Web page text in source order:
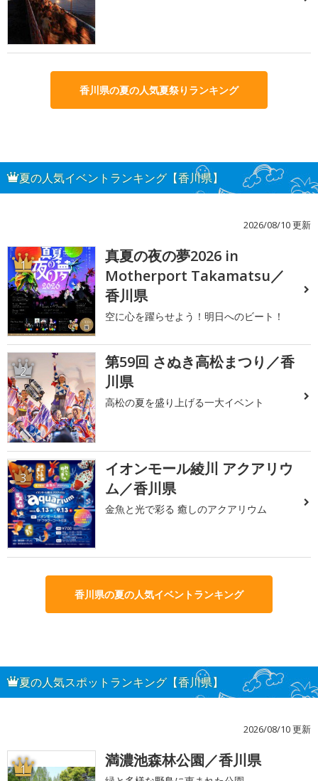
香川県の夏の人気夏祭りランキング
夏の人気イベントランキング【香川県】
2026/08/10 更新
1
真夏の夜の夢2026 in
Motherport Takamatsu／
香川県
空に心を躍らせよう！明日へのビート！
2
第59回 さぬき高松まつり／香
川県
高松の夏を盛り上げる一大イベント
3
イオンモール綾川 アクアリウ
ム／香川県
金魚と光で彩る 癒しのアクアリウム
香川県の夏の人気イベントランキング
夏の人気スポットランキング【香川県】
2026/08/10 更新
1 満濃池森林公園／香川県